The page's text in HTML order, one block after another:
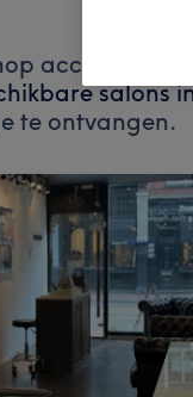
accepteert
salons
te ontvangen.